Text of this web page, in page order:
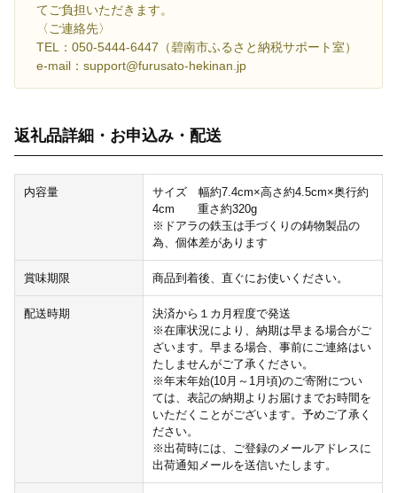
てご負担いただきます。
〈ご連絡先〉
TEL：050-5444-6447（碧南市ふるさと納税サポート室）
e-mail：support@furusato-hekinan.jp
返礼品詳細・お申込み・配送
内容量
サイズ 幅約7.4cm×高さ約4.5cm×奥行約
4cm 重さ約320g
※ドアラの鉄玉は手づくりの鋳物製品の
為、個体差があります
賞味期限 商品到着後、直ぐにお使いください。
配送時期
決済から１カ月程度で発送
※在庫状況により、納期は早まる場合がご
ざいます。早まる場合、事前にご連絡はい
たしませんがご了承ください。
※年末年始(10月～1月頃)のご寄附につい
ては、表記の納期よりお届けまでお時間を
いただくことがございます。予めご了承く
ださい。
※出荷時には、ご登録のメールアドレスに
出荷通知メールを送信いたします。